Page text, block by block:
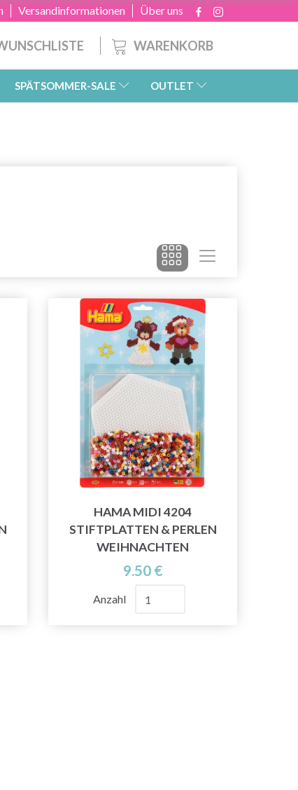
Über uns
Versandinformationen
WARENKORB
SPÄTSOMMER-SALE OUTLET
HAMA MIDI 4204
STIFTPLATTEN & PERLEN
WEIHNACHTEN
9.50 €
Anzahl